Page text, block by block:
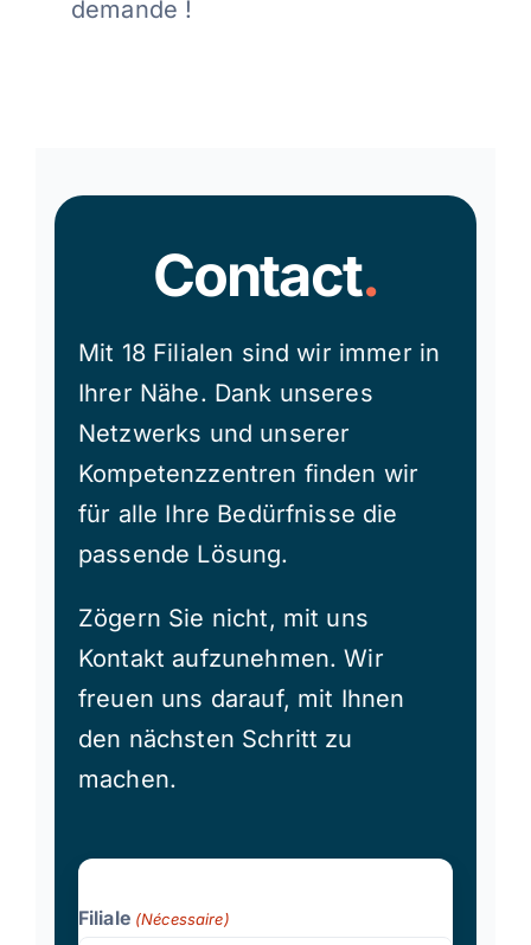
demande !
Contact.
Mit 18 Filialen sind wir immer in
Ihrer Nähe. Dank unseres
Netzwerks und unserer
Kompetenzzentren finden wir
für alle Ihre Bedürfnisse die
passende Lösung.
Zögern Sie nicht, mit uns
Kontakt aufzunehmen. Wir
freuen uns darauf, mit Ihnen
den nächsten Schritt zu
machen.
Filiale (Nécessaire)